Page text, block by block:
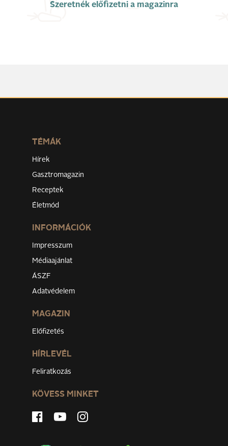
Szeretnék előfizetni a magazinra
TÉMÁK
Hírek
Gasztromagazin
Receptek
Életmód
INFORMÁCIÓK
Impresszum
Médiaajánlat
ÁSZF
Adatvédelem
MAGAZIN
Előfizetés
HÍRLEVÉL
Feliratkozás
KÖVESS MINKET